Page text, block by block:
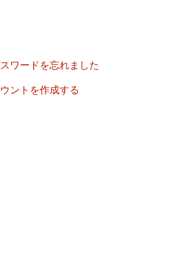
ワードを忘れました
ントを作成する